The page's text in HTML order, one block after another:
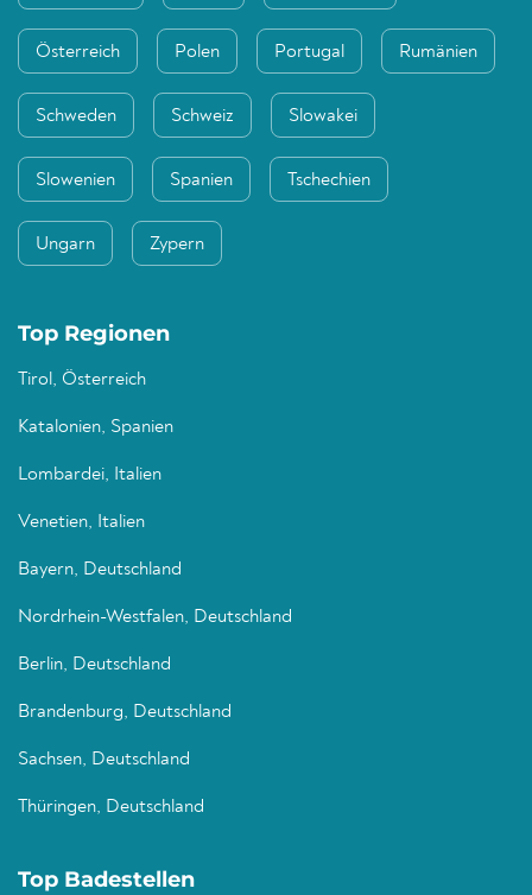
Österreich Polen Portugal Rumänien
Schweden Schweiz Slowakei
Slowenien Spanien Tschechien
Ungarn Zypern
Top Regionen
Tirol, Österreich
Katalonien, Spanien
Lombardei, Italien
Venetien, Italien
Bayern, Deutschland
Nordrhein-Westfalen, Deutschland
Berlin, Deutschland
Brandenburg, Deutschland
Sachsen, Deutschland
Thüringen, Deutschland
Top Badestellen